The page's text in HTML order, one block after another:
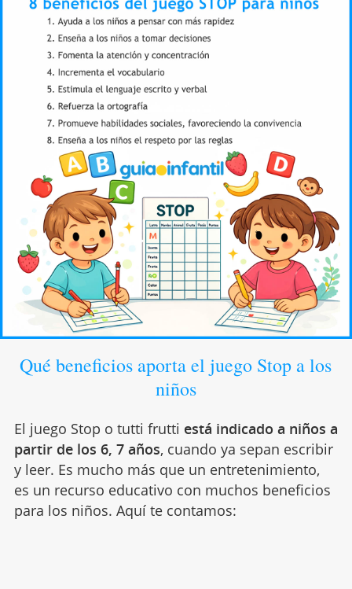
Qué beneficios aporta el juego Stop a los
niños
El juego Stop o tutti frutti está indicado a niños a
partir de los 6, 7 años, cuando ya sepan escribir
y leer. Es mucho más que un entretenimiento,
es un recurso educativo con muchos beneficios
para los niños. Aquí te contamos: